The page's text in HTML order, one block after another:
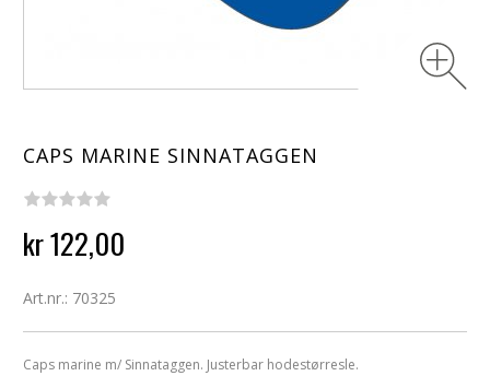
CAPS MARINE SINNATAGGEN
kr 122,00
Art.nr.: 70325
Caps marine m/ Sinnataggen. Justerbar hodestørresle.